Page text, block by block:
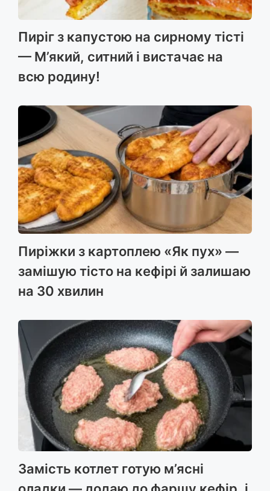
Пиріг з капустою на сирному тісті
— М’який, ситний і вистачає на
всю родину!
Пиріжки з картоплею «Як пух» —
замішую тісто на кефірі й залишаю
на 30 хвилин
Замість котлет готую м’ясні